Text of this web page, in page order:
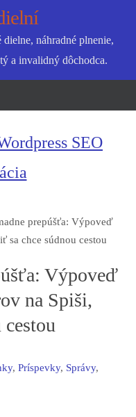
náhradné plnenie,
a invalidný dôchodca.
SEO
prepúšťa: Výpoveď
sa chce súdnou cestou
Výpoveď
na Spiši,
,Príspevky, Správy,